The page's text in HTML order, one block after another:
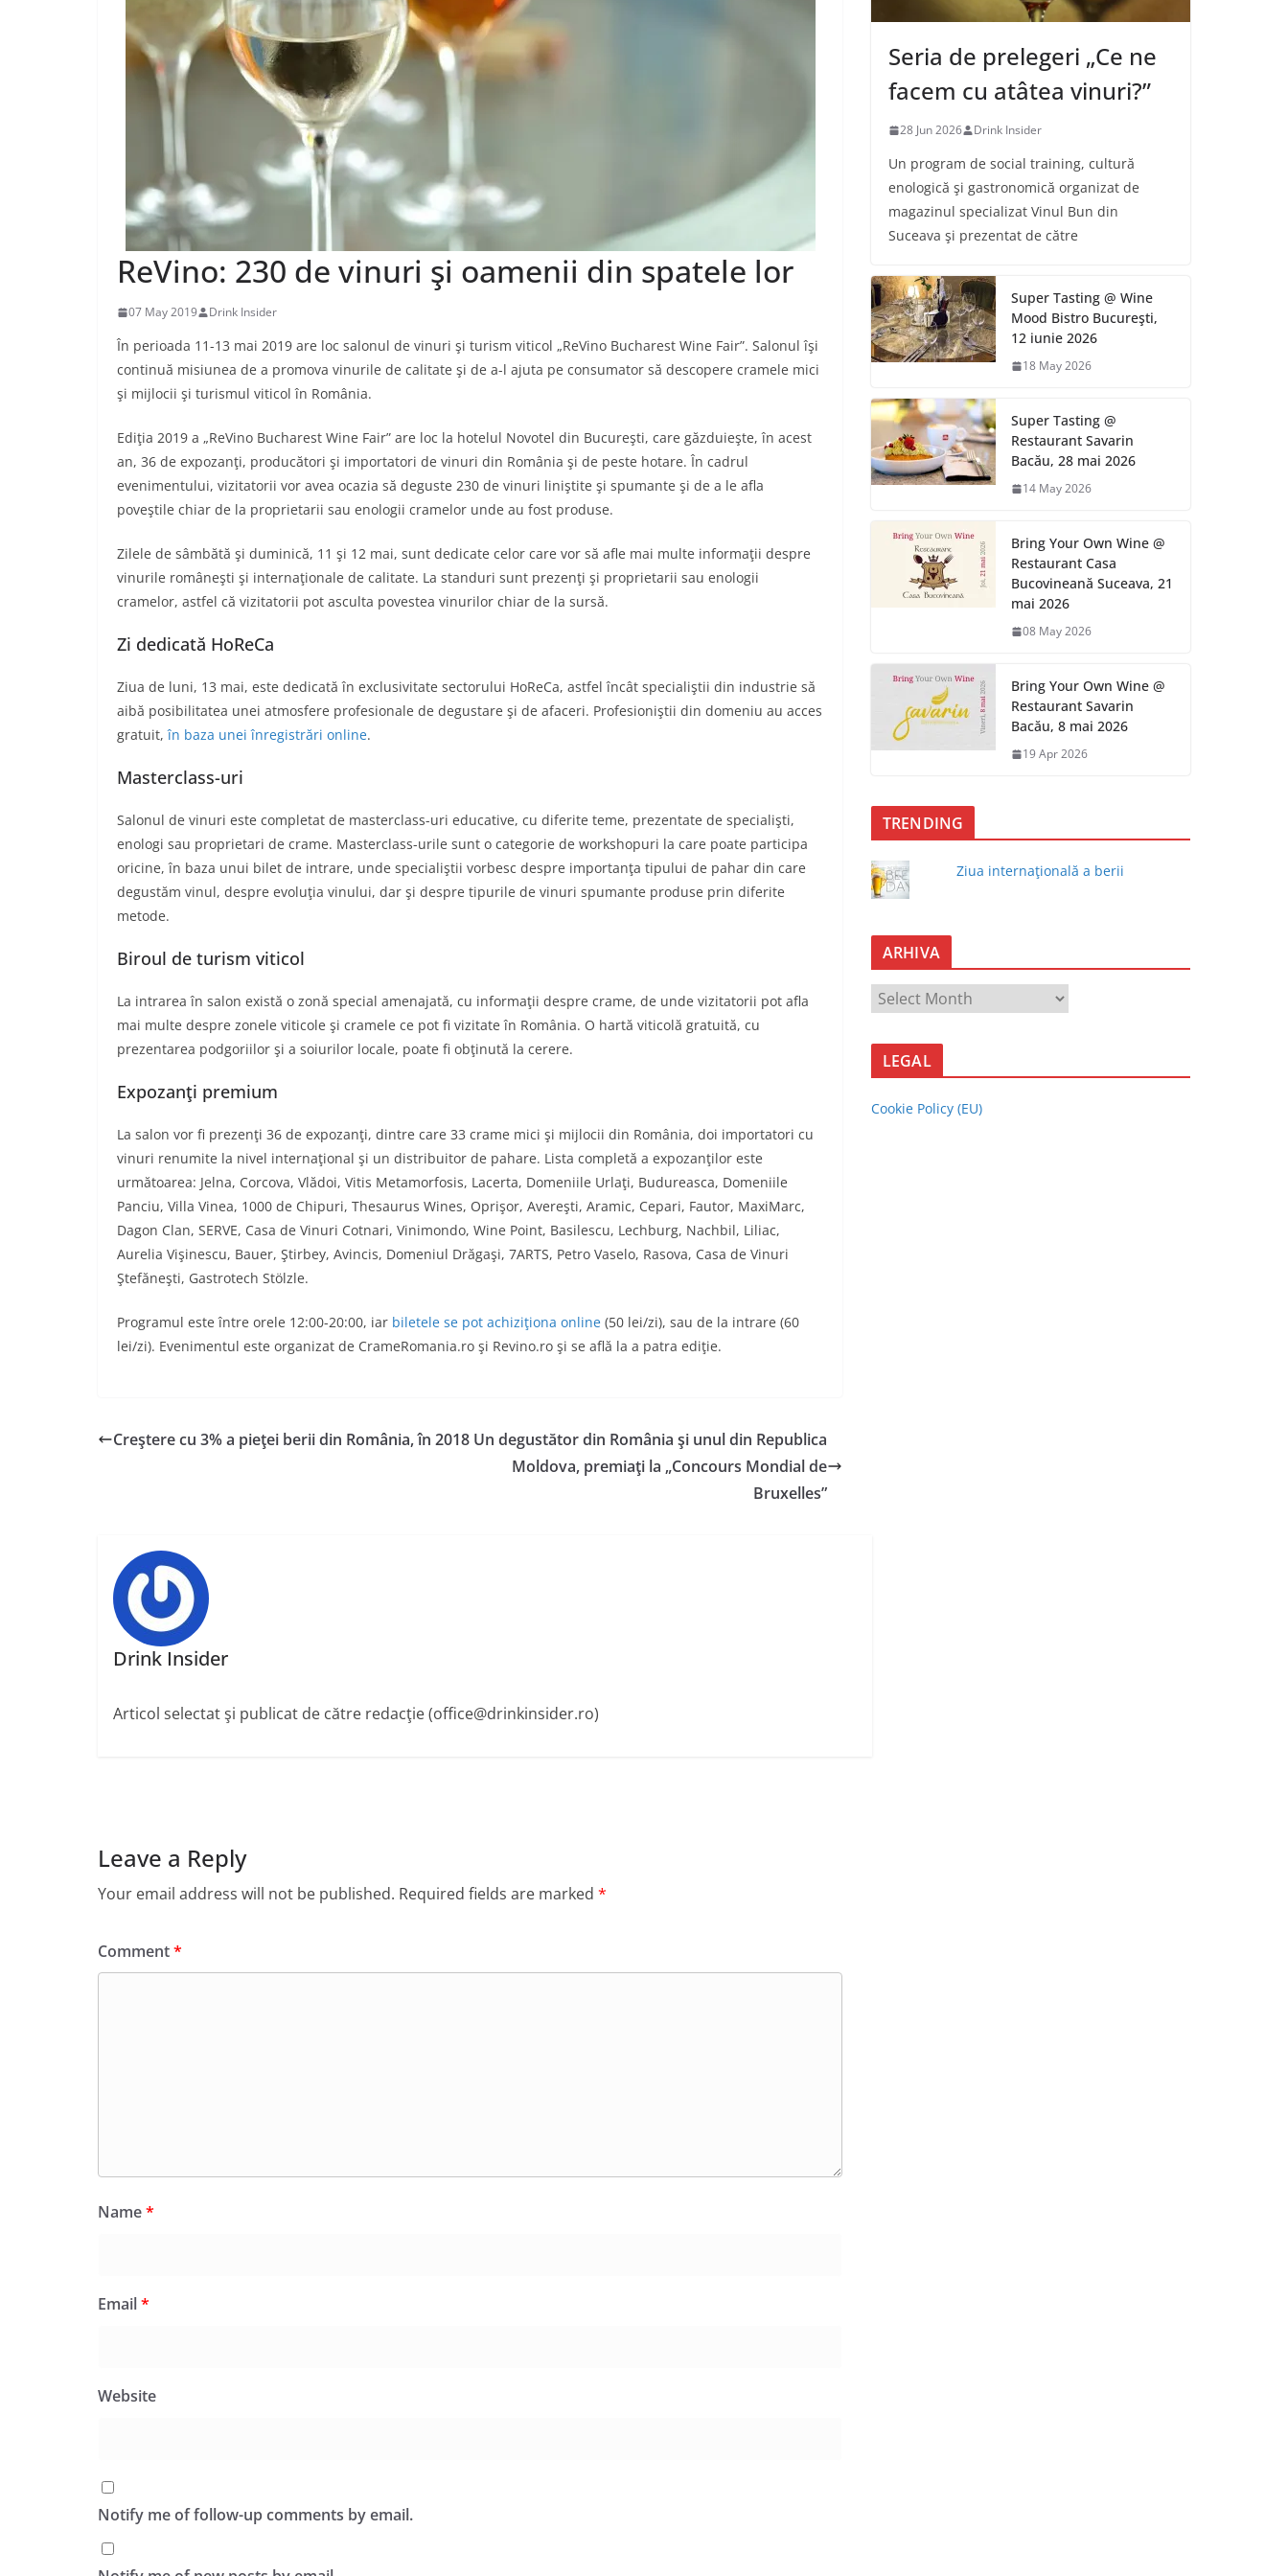
ReVino: 230 de vinuri şi oamenii din spatele lor
07 May 2019 Drink Insider
În perioada 11-13 mai 2019 are loc salonul de vinuri şi turism viticol „ReVino Bucharest Wine Fair”. Salonul îşi
continuă misiunea de a promova vinurile de calitate şi de a-l ajuta pe consumator să descopere cramele mici
şi mijlocii şi turismul viticol în România.
Ediţia 2019 a „ReVino Bucharest Wine Fair” are loc la hotelul Novotel din Bucureşti, care găzduieşte, în acest
an, 36 de expozanţi, producători şi importatori de vinuri din România şi de peste hotare. În cadrul
evenimentului, vizitatorii vor avea ocazia să deguste 230 de vinuri liniştite şi spumante şi de a le afla
poveştile chiar de la proprietarii sau enologii cramelor unde au fost produse.
Zilele de sâmbătă şi duminică, 11 şi 12 mai, sunt dedicate celor care vor să afle mai multe informaţii despre
vinurile româneşti şi internaţionale de calitate. La standuri sunt prezenţi şi proprietarii sau enologii
cramelor, astfel că vizitatorii pot asculta povestea vinurilor chiar de la sursă.
Zi dedicată HoReCa
Ziua de luni, 13 mai, este dedicată în exclusivitate sectorului HoReCa, astfel încât specialiştii din industrie să
aibă posibilitatea unei atmosfere profesionale de degustare şi de afaceri. Profesioniştii din domeniu au acces
gratuit,în baza unei înregistrări online.
Masterclass-uri
Salonul de vinuri este completat de masterclass-uri educative, cu diferite teme, prezentate de specialişti,
enologi sau proprietari de crame. Masterclass-urile sunt o categorie de workshopuri la care poate participa
oricine, în baza unui bilet de intrare, unde specialiştii vorbesc despre importanţa tipului de pahar din care
degustăm vinul, despre evoluţia vinului, dar şi despre tipurile de vinuri spumante produse prin diferite
metode.
Biroul de turism viticol
La intrarea în salon există o zonă special amenajată, cu informaţii despre crame, de unde vizitatorii pot afla
mai multe despre zonele viticole şi cramele ce pot fi vizitate în România. O hartă viticolă gratuită, cu
prezentarea podgoriilor şi a soiurilor locale, poate fi obţinută la cerere.
Expozanţi premium
La salon vor fi prezenţi 36 de expozanţi, dintre care 33 crame mici şi mijlocii din România, doi importatori cu
vinuri renumite la nivel internaţional şi un distribuitor de pahare. Lista completă a expozanţilor este
următoarea: Jelna, Corcova, Vlădoi, Vitis Metamorfosis, Lacerta, Domeniile Urlaţi, Budureasca, Domeniile
Panciu, Villa Vinea, 1000 de Chipuri, Thesaurus Wines, Oprişor, Avereşti, Aramic, Cepari, Fautor, MaxiMarc,
Dagon Clan, SERVE, Casa de Vinuri Cotnari, Vinimondo, Wine Point, Basilescu, Lechburg, Nachbil, Liliac,
Aurelia Vişinescu, Bauer, Ştirbey, Avincis, Domeniul Drăgaşi, 7ARTS, Petro Vaselo, Rasova, Casa de Vinuri
Ştefăneşti, Gastrotech Stölzle.
Programul este între orele 12:00-20:00, iar biletele se pot achiziţiona online (50 lei/zi), sau de la intrare (60
lei/zi). Evenimentul este organizat de CrameRomania.ro şi Revino.ro şi se află la a patra ediţie.
Creştere cu 3% a pieţei berii din România, în 2018 Un degustător din România şi unul din Republica
Moldova, premiaţi la „Concours Mondial de
Bruxelles”
Drink Insider
Articol selectat şi publicat de către redacţie (office@drinkinsider.ro)
Leave a Reply
Your email address will not be published. Required fields are marked *
Comment*
Name*
Email*
Website
Notify me of follow-up comments by email.
Seria de prelegeri „Ce ne
facem cu atâtea vinuri?”
28 Jun 2026 Drink Insider
Un program de social training, cultură
enologică şi gastronomică organizat de
magazinul specializat Vinul Bun din
Suceava şi prezentat de către
Super Tasting @ Wine
Mood Bistro Bucureşti,
12 iunie 2026
18 May 2026
Super Tasting @
Restaurant Savarin
Bacău, 28 mai 2026
14 May 2026
Bring Your Own Wine @
Restaurant Casa
Bucovineană Suceava, 21
mai 2026
08 May 2026
Bring Your Own Wine @
Restaurant Savarin
Bacău, 8 mai 2026
19 Apr 2026
TRENDING
Ziua internaţională a berii
ARHIVA
R
H
A
LEGAL
Cookie Policy (EU)